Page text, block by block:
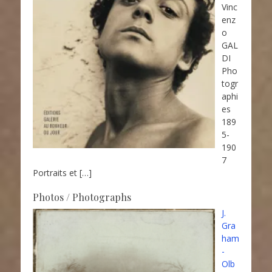
Vinc
enz
o
GAL
DI
Pho
togr
aphi
es
189
5-
190
7
Portraits et […]
Photos / Photographs
J.
Gra
ham
-
Olb